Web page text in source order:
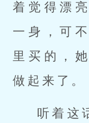
着觉得漂
一身，可
里买的，
做起来了。
听着这